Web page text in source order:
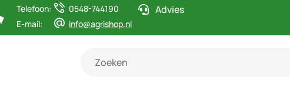
Telefoon:
0548-744190
E-mail:
info@agrishop.nl
Advies